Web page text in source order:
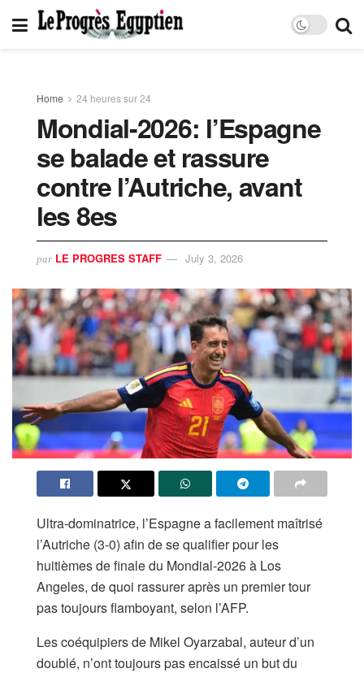
Home 24 heures sur 24
Mondial-2026: l’Espagne
se balade et rassure
contre l’Autriche, avant
les 8es
par LE PROGRES STAFF July 3, 2026
Ultra-dominatrice, l’Espagne a facilement maîtrisé
l’Autriche (3-0) afin de se qualifier pour les
huitièmes de finale du Mondial-2026 à Los
Angeles, de quoi rassurer après un premier tour
pas toujours flamboyant, selon l’AFP.
Les coéquipiers de Mikel Oyarzabal, auteur d’un
doublé, n’ont toujours pas encaissé un but du